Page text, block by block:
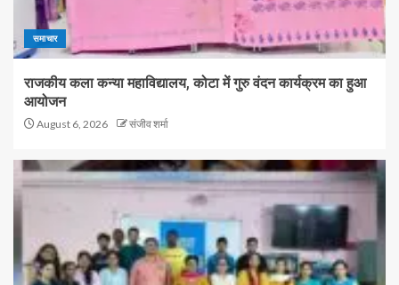
समाचार
राजकीय कला कन्या महाविद्यालय, कोटा में गुरु वंदन कार्यक्रम का हुआ
आयोजन
August 6, 2026 संजीव शर्मा